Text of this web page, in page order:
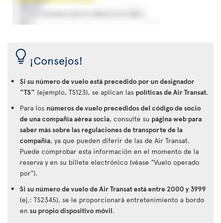
¡Consejos!
Si su número de vuelo está precedido por un designador
“TS” (ejemplo, TS123), se aplican las políticas de Air Transat.
Para los números de vuelo precedidos del código de socio
de una compañía aérea socia, consulte su página web para
saber más sobre las regulaciones de transporte de la
compañía, ya que pueden diferir de las de Air Transat.
Puede comprobar esta información en el momento de la
reserva y en su billete electrónico (véase "Vuelo operado
por").
Si su número de vuelo de Air Transat está entre 2000 y 3999
(ej.: TS2345), se le proporcionará entretenimiento a bordo
en su propio dispositivo móvil.